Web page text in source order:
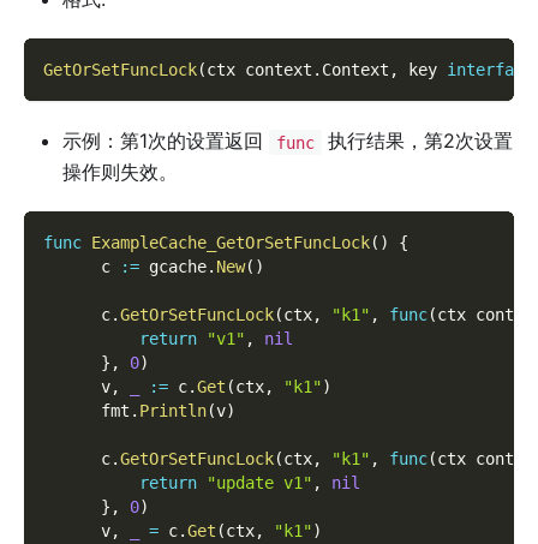
GetOrSetFuncLock(ctx context . Context , key interface
示例：第1次的设置返回 func
执行结果，第2次设置
操作则失效。
func ExampleCache_GetOrSetFuncLock( )
{
      c
:= gcache. New( )
      c
.GetOrSetFuncLock(ctx, "k1" , func(ctx
return
"v1" ,
nil
} , 0)
      v
, := c.Get (ctx, "k1")
      fmt
. Println(v)
      c
.GetOrSetFuncLock(ctx, "k1" , func(ctx
return
"update v1" ,
nil
} , 0)
      v
, = c.Get (ctx, "k1")